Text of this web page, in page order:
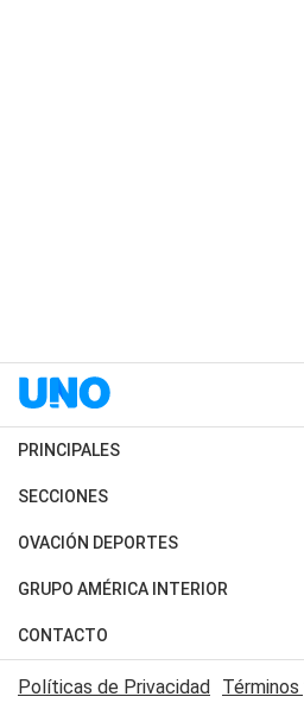
PRINCIPALES
Últimas Noticias
Política
Judiciales
Economia
SECCIONES
Horóscopo
Motores
Trucos caseros
Series y Películas
OVACIÓN DEPORTES
Fútbol
Mundial
Automovilismo
GRUPO AMÉRICA INTERIOR
Canal 7 en Vivo
CONTACTO
Acerca de Nosotros
Políticas de Privacidad